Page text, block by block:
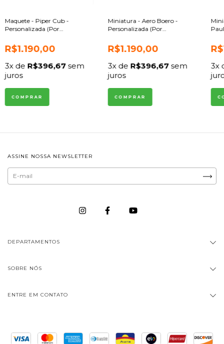
Maquete - Piper Cub -
Personalizada (Por
R$1.190,00
3x de R$396,67sem
juros
Miniatura - Aero Boero -
Personalizada (Por
R$1.190,00
3x de R$396,67sem
juros
3x
ASSINE NOSSA NEWSLETTER
DEPARTAMENTOS
SOBRE NÓS
ENTRE EM CONTATO